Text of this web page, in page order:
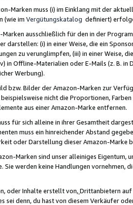
Marken muss (i) im Einklang mit der
(wie im Vergütungskatalog definiert)
Marken ausschließlich für den in der
darstellen: (i) in einer Weise, die ein
zu verunglimpfen, (iii) in einer Weise,
in Offline-Materialien oder E-Mails (z. B. in
Werbung).
bzw. Bilder der Amazon-Marken zur
nicht die Proportionen,
aus einer Amazon-Marke entfernen.
für sich alleine in ihrer Gesamtheit
muss ein hinreichender Abstand
oder Darstellung dieser Amazon-Marke
Marken sind unser alleiniges
Sie werden keine Handlungen vornehmen,
oder Inhalte erstellt von,Drittanbietern auf
sei denn, du hast von diesem Verkäufer